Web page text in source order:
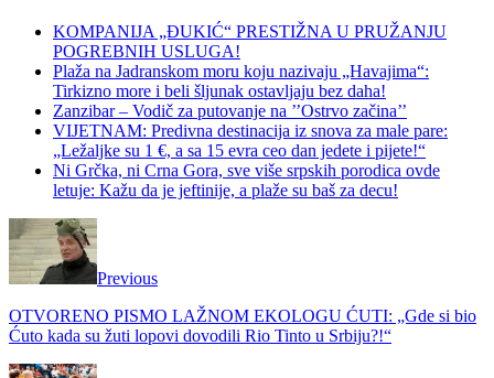
KOMPANIJA „ĐUKIĆ“ PRESTIŽNA U PRUŽANJU
POGREBNIH USLUGA!
Plaža na Jadranskom moru koju nazivaju „Havajima“:
Tirkizno more i beli šljunak ostavljaju bez daha!
Zanzibar – Vodič za putovanje na ’’Ostrvo začina’’
VIJETNAM: Predivna destinacija iz snova za male pare:
„Ležaljke su 1 €, a sa 15 evra ceo dan jedete i pijete!“
Ni Grčka, ni Crna Gora, sve više srpskih porodica ovde
letuje: Kažu da je jeftinije, a plaže su baš za decu!
Previous
OTVORENO PISMO LAŽNOM EKOLOGU ĆUTI: „Gde si bio
Ćuto kada su žuti lopovi dovodili Rio Tinto u Srbiju?!“